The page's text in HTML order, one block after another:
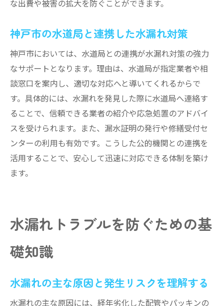
な出費や被害の拡大を防ぐことができます。
神戸市の水道局と連携した水漏れ対策
神戸市においては、水道局との連携が水漏れ対策の強力
なサポートとなります。理由は、水道局が指定業者や相
談窓口を案内し、適切な対応へと導いてくれるからで
す。具体的には、水漏れを発見した際に水道局へ連絡す
ることで、信頼できる業者の紹介や応急処置のアドバイ
スを受けられます。また、漏水証明の発行や修繕受付セ
ンターの利用も有効です。こうした公的機関との連携を
活用することで、安心して迅速に対応できる体制を築け
ます。
水漏れトラブルを防ぐための基
礎知識
水漏れの主な原因と発生リスクを理解する
水漏れの主な原因には、経年劣化した配管やパッキンの